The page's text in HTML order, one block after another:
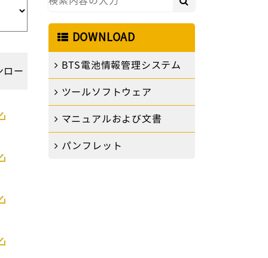
DOWNLOAD
BTS電池情報管理システム
ツールソフトウェア
マニュアルおよび文書
パンフレット
ロー